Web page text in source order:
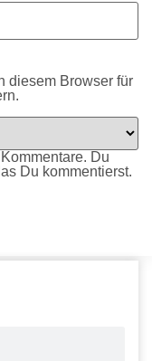
diesem Browser für
Du
Du kommentierst.